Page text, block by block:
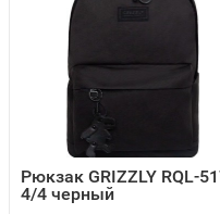
Рюкзак GRIZZLY RQL-
4/4 черный